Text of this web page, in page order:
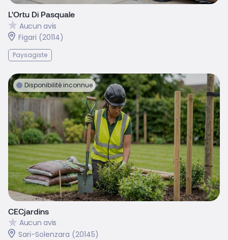
L'Ortu Di Pasquale
Aucun avis
Figari (20114)
Paysagiste
Disponibilité inconnue
CECjardins
Aucun avis
Sari-Solenzara (20145)